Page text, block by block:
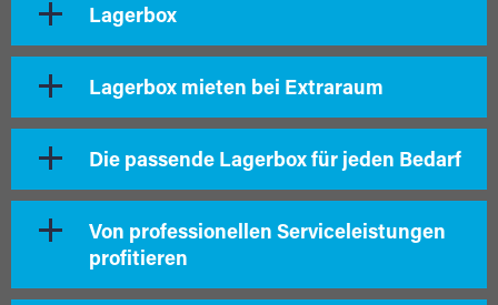
Lagerbox
Lagerbox mieten bei Extraraum
Die passende Lagerbox für jeden Bedarf
Von professionellen Serviceleistungen
profitieren